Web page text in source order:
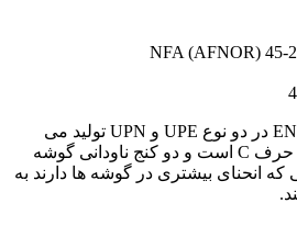
ناودانی براساس استاندارد EN در دو نوع UPE و UPN تولید می
شود. ناودانی UPE شبیه به حرف C است و دو کنج ناودانی گوشه
که انحنای بیشتری در گوشه ها دارند به